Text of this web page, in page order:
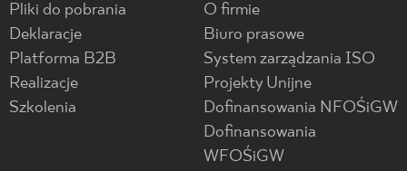
Pliki do pobrania
Deklaracje
Platforma B2B
Realizacje
Szkolenia
O firmie
Biuro prasowe
System zarządzania ISO
Projekty Unijne
Dofinansowania NFOŚiGW
Dofinansowania
WFOŚiGW